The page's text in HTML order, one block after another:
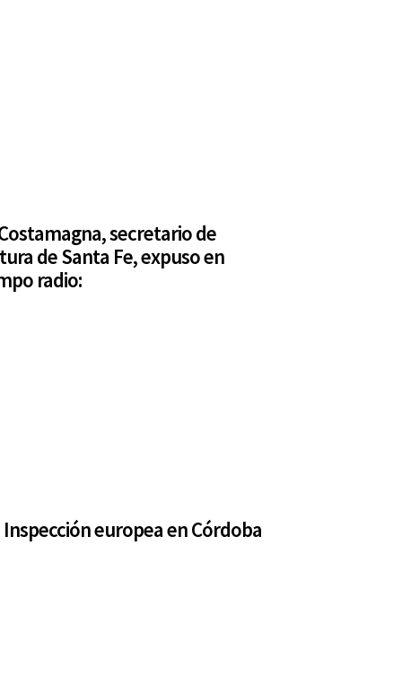
secretario de
de Santa Fe, expuso en
radio:
Inspección europea en Córdoba